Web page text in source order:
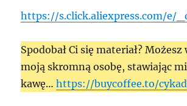
https://s.click.aliexpress.com/e/
Spodobał Ci się materiał? Możesz
moją skromną osobę, stawiając
kawę…https://buycoffee.to/